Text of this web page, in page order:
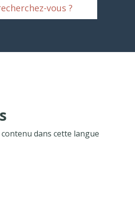
dans cette langue